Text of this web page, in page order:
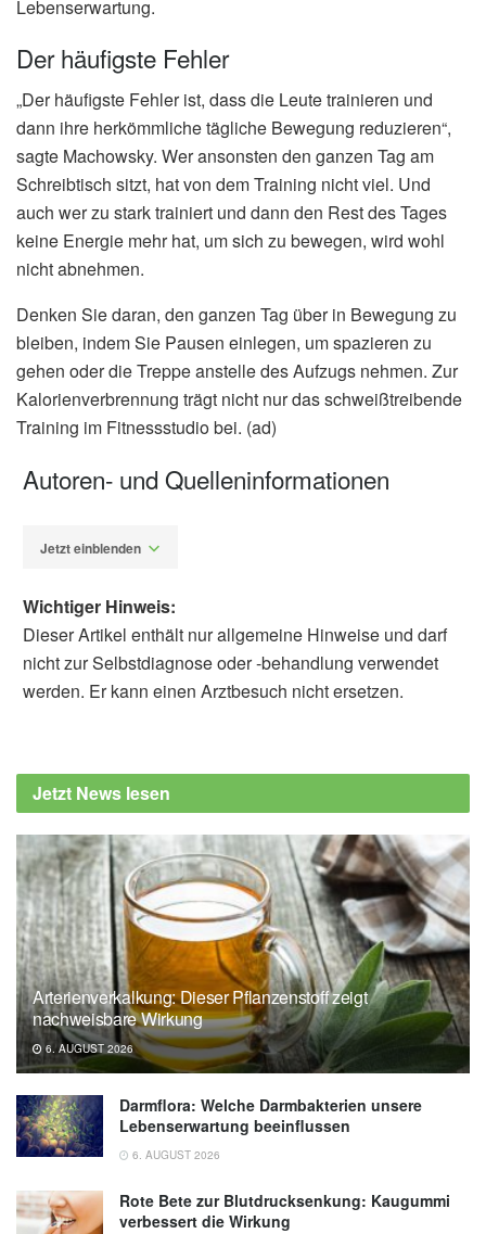
Lebenserwartung.
Der häufigste Fehler
„Der häufigste Fehler ist, dass die Leute trainieren und
dann ihre herkömmliche tägliche Bewegung reduzieren“,
sagte Machowsky. Wer ansonsten den ganzen Tag am
Schreibtisch sitzt, hat von dem Training nicht viel. Und
auch wer zu stark trainiert und dann den Rest des Tages
keine Energie mehr hat, um sich zu bewegen, wird wohl
nicht abnehmen.
Denken Sie daran, den ganzen Tag über in Bewegung zu
bleiben, indem Sie Pausen einlegen, um spazieren zu
gehen oder die Treppe anstelle des Aufzugs nehmen. Zur
Kalorienverbrennung trägt nicht nur das schweißtreibende
Training im Fitnessstudio bei. (ad)
Autoren- und Quelleninformationen
Jetzt einblenden
Does My Workout Cause Weight Gain?,
(Abruf: 20.08.2019),
Journal of Clinical Nutrition: Effect of different
doses of supervised exercise on food intake,
metabolism, and non-exercise physical
activity: The E-MECHANIC randomized
controlled trial, (Abruf: 20.08.2019),Journal
of Clinical Nutrition
Wichtiger Hinweis:
Dieser Artikel enthält nur allgemeine Hinweise und darf
nicht zur Selbstdiagnose oder -behandlung verwendet
werden. Er kann einen Arztbesuch nicht ersetzen.
Jetzt News lesen
Arterienverkalkung: Dieser Pflanzenstoff zeigt
nachweisbare Wirkung
6. AUGUST 2026
Darmflora: Welche Darmbakterien unsere
Lebenserwartung beeinflussen
6. AUGUST 2026
Rote Bete zur Blutdrucksenkung: Kaugummi
verbessert die Wirkung